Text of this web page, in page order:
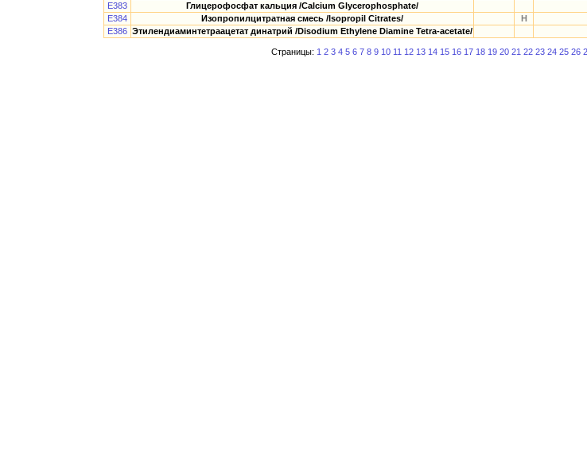
E383
Глицерофосфат кальция /Calcium Glycerophosphate/
E384
Изопропилцитратная смесь /Isopropil Citrates/
Н
E386 Этилендиаминтетраацетат динатрий /Disodium Ethylene Diamine Tetra-acetate/
Страницы: 1 2 3 4 5 6 7 8 9 10 11 12 13 14 15 16 17 18 19 20 21 22 23 24 25 26